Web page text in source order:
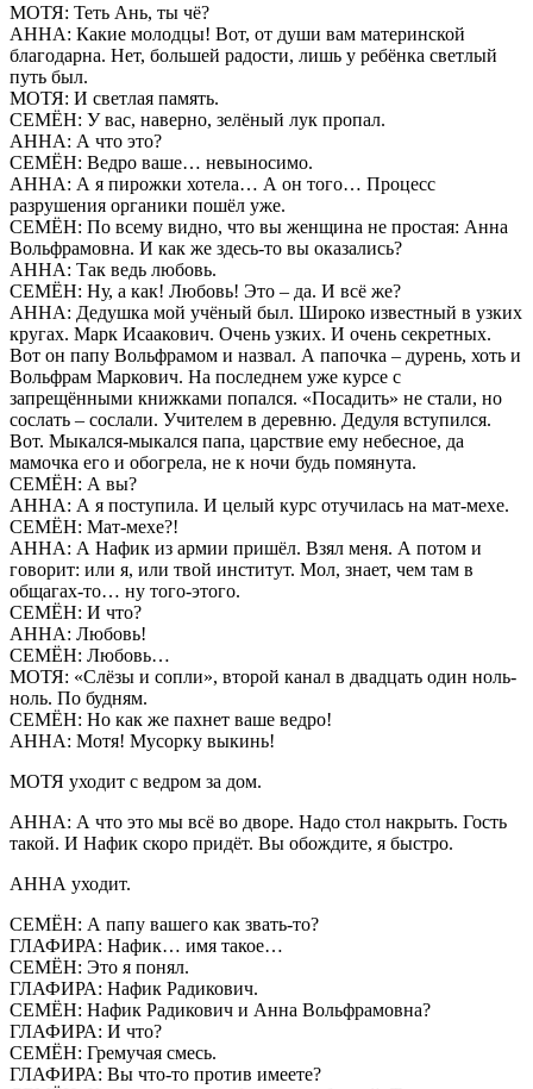
МОТЯ: Теть Ань, ты чё?
АННА: Какие молодцы! Вот, от души вам материнской
благодарна. Нет, большей радости, лишь у ребёнка светлый
путь был.
МОТЯ: И светлая память.
СЕМЁН: У вас, наверно, зелёный лук пропал.
АННА: А что это?
СЕМЁН: Ведро ваше… невыносимо.
АННА: А я пирожки хотела… А он того… Процесс
разрушения органики пошёл уже.
СЕМЁН: По всему видно, что вы женщина не простая: Анна
Вольфрамовна. И как же здесь-то вы оказались?
АННА: Так ведь любовь.
СЕМЁН: Ну, а как! Любовь! Это – да. И всё же?
АННА: Дедушка мой учёный был. Широко известный в узких
кругах. Марк Исаакович. Очень узких. И очень секретных.
Вот он папу Вольфрамом и назвал. А папочка – дурень, хоть и
Вольфрам Маркович. На последнем уже курсе с
запрещёнными книжками попался. «Посадить» не стали, но
сослать – сослали. Учителем в деревню. Дедуля вступился.
Вот. Мыкался-мыкался папа, царствие ему небесное, да
мамочка его и обогрела, не к ночи будь помянута.
СЕМЁН: А вы?
АННА: А я поступила. И целый курс отучилась на мат-мехе.
СЕМЁН: Мат-мехе?!
АННА: А Нафик из армии пришёл. Взял меня. А потом и
говорит: или я, или твой институт. Мол, знает, чем там в
общагах-то… ну того-этого.
СЕМЁН: И что?
АННА: Любовь!
СЕМЁН: Любовь…
МОТЯ: «Слёзы и сопли», второй канал в двадцать один ноль-
ноль. По будням.
СЕМЁН: Но как же пахнет ваше ведро!
АННА: Мотя! Мусорку выкинь!
МОТЯ уходит с ведром за дом.
АННА: А что это мы всё во дворе. Надо стол накрыть. Гость
такой. И Нафик скоро придёт. Вы обождите, я быстро.
АННА уходит.
СЕМЁН: А папу вашего как звать-то?
ГЛАФИРА: Нафик… имя такое…
СЕМЁН: Это я понял.
ГЛАФИРА: Нафик Радикович.
СЕМЁН: Нафик Радикович и Анна Вольфрамовна?
ГЛАФИРА: И что?
СЕМЁН: Гремучая смесь.
ГЛАФИРА: Вы что-то против имеете?